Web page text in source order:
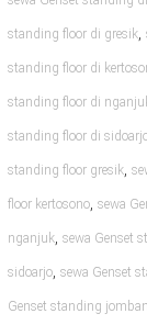
standing floor di gresik,
standing floor di
standing floor di
standing floor di
standing floor gresik,
floor kertosono, sewa
nganjuk, sewa Genset
sidoarjo, sewa Genset
Genset standing